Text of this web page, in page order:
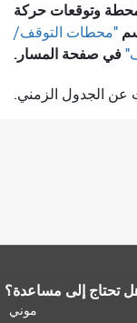
وتوقعات حركة
"محطات التوقف/
في صفحة المسار.
عن الجدول الزمني.
تحتاج إلى مساعدة؟
موني